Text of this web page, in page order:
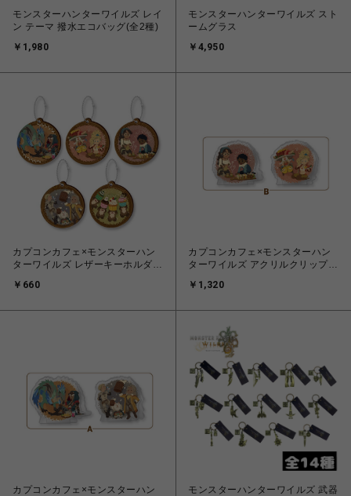
モンスターハンターワイルズ レイ
ン テーマ 撥水エコバッグ(全2種)
￥1,980
モンスターハンターワイルズ スト
ームグラス
￥4,950
カプコンカフェ×モンスターハン
ターワイルズ レザーキーホルダー
￥660
カプコンカフェ×モンスターハン
ターワイルズ アクリルクリップス
￥1,320
カプコンカフェ×モンスターハン
モンスターハンターワイルズ 武器